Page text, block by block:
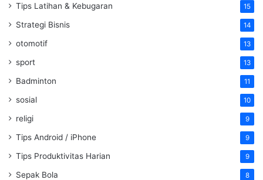
Tips Latihan & Kebugaran 15
Strategi Bisnis 14
otomotif 13
sport 13
Badminton 11
sosial 10
religi 9
Tips Android / iPhone 9
Tips Produktivitas Harian 9
Sepak Bola 8